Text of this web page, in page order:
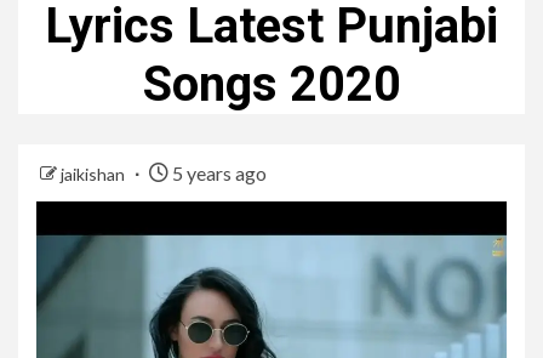
Lyrics Latest Punjabi
Songs 2020
jaikishan 5 years ago